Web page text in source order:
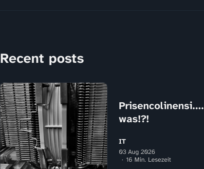
Recent posts
Prisencolinensi....
was!?!
IT
03 Aug 2026
16 Min. Lesezeit